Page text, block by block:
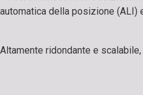
automatica della posizione (ALI)
Altamente ridondante e